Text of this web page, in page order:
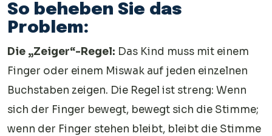
So beheben Sie das
Problem:
Die „Zeiger“-Regel: Das Kind muss mit einem
Finger oder einem Miswak auf jeden einzelnen
Buchstaben zeigen. Die Regel ist streng: Wenn
sich der Finger bewegt, bewegt sich die Stimme;
wenn der Finger stehen bleibt, bleibt die Stimme